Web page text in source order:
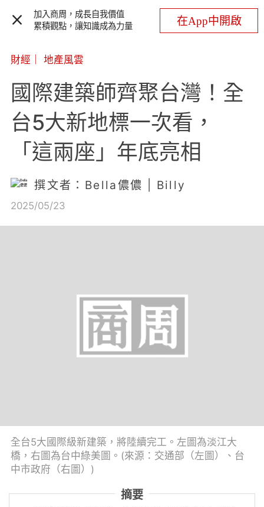
加入商周，成長自我價值
累積觀點，讓知識成為力量
在App中開啟
財經 地產風雲
國際建築師齊聚台灣！全
台5大新地標一次看，
「這兩座」年底亮相
撰文者：Bella儂儂 | Billy
2025/05/23
全台5大國際級新建築，將陸續完工。左圖為淡江大
橋，右圖為台中綠美圖。(來源：交通部（左圖）、台
中市政府（右圖）)
摘要